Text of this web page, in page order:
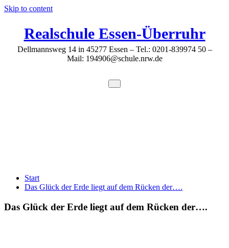
Skip to content
Realschule Essen-Überruhr
Dellmannsweg 14 in 45277 Essen – Tel.: 0201-839974 50 –
Mail: 194906@schule.nrw.de
Start
Das Glück der Erde liegt auf dem Rücken der….
Das Glück der Erde liegt auf dem Rücken der….